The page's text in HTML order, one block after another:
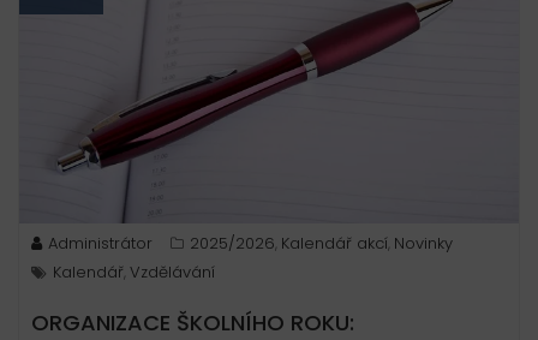
Administrátor 2025/2026, Kalendář akcí, Novinky
Kalendář, Vzdělávání
ORGANIZACE ŠKOLNÍHO ROKU: